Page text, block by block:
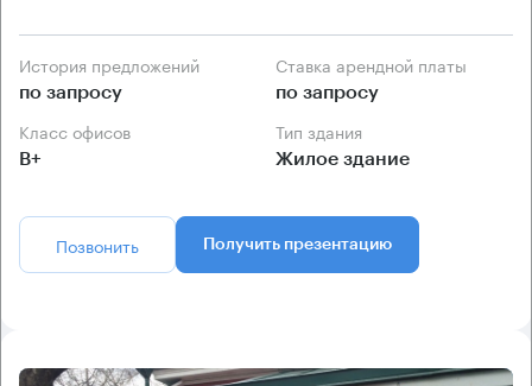
История предложений
по запросу
Ставка арендной платы
по запросу
Класс офисов
B+
Тип здания
Жилое здание
Позвонить Получить презентацию